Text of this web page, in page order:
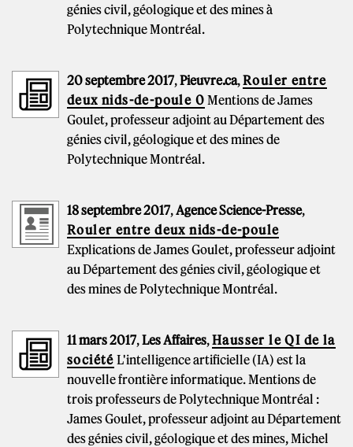
génies civil, géologique et des mines à
Polytechnique Montréal.
20 septembre 2017,Pieuvre.ca,Rouler entre
deux nids-de-poule 0 Mentions de James
Goulet, professeur adjoint au Département des
génies civil, géologique et des mines de
Polytechnique Montréal.
18 septembre 2017,Agence Science-Presse,
Rouler entre deux nids-de-poule
Explications de James Goulet, professeur adjoint
au Département des génies civil, géologique et
des mines de Polytechnique Montréal.
11 mars 2017,Les Affaires,Hausser le QI de la
société L'intelligence artificielle (IA) est la
nouvelle frontière informatique. Mentions de
trois professeurs de Polytechnique Montréal :
James Goulet, professeur adjoint au Département
des génies civil, géologique et des mines, Michel